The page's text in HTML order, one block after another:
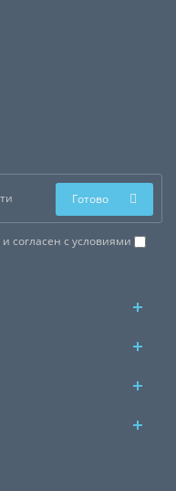
и согласен с условиями
Готово